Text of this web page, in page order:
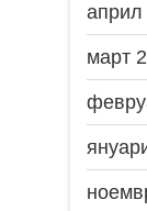
април
март